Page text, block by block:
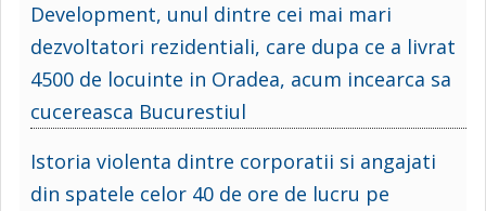
Development, unul dintre cei mai mari
dezvoltatori rezidentiali, care dupa ce a livrat
4500 de locuinte in Oradea, acum incearca sa
cucereasca Bucurestiul
Istoria violenta dintre corporatii si angajati
din spatele celor 40 de ore de lucru pe